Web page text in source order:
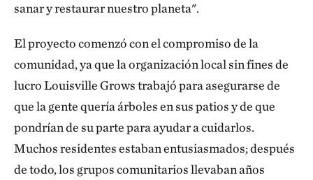
financiar otras cosas". Parecía una tarea imposible, ¡y
casi nos rendimos! Pero The Nature Conservancy
nos animó.
¿Qué espera aprender todavía?
Lo que tenemos ahora mismo es un biomarcador de
inflamación que ha bajado. La proteína C reactiva es
un marcador muy fiable, pero estamos esperando
sanar y restaurar nuestro planeta".
El proyecto comenzó con el compromiso de la
comunidad, ya que la organización local sin fines de
lucro Louisville Grows trabajó para asegurarse de
que la gente quería árboles en sus patios y de que
pondrían de su parte para ayudar a cuidarlos.
Muchos residentes estaban entusiasmados; después
de todo, los grupos comunitarios llevaban años